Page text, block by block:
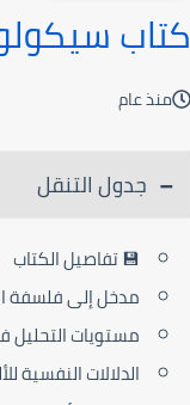
كتاب
منذ عام
جدول التنقل
💾 تفاصيل الكتاب
مدخل إلى فلسفة
مستويات التحليل
الدلالات النفسية